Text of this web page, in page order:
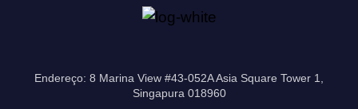
Endereço: 8 Marina View #43-052A Asia Square Tower 1,
Singapura 018960